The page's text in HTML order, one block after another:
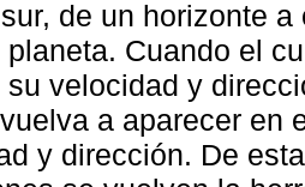
de un horizonte
planeta. Cuando el
su velocidad y
a aparecer en
y dirección. De